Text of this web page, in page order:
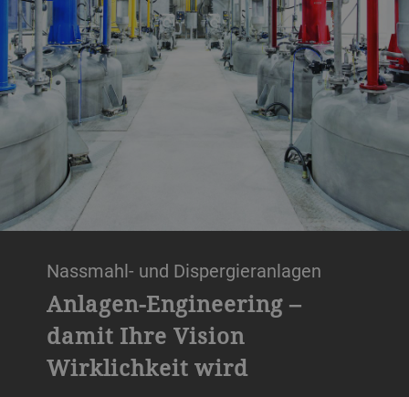
Nassmahl- und Dispergieranlagen
Anlagen-Engineering –
damit Ihre Vision
Wirklichkeit wird